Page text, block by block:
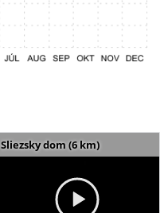
Sliezsky dom (6 km)